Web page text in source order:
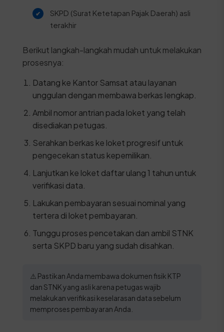
SKPD (Surat Ketetapan Pajak Daerah) asli
terakhir
Berikut langkah-langkah mudah untuk melakukan
prosesnya:
Datang ke Kantor Samsat atau layanan
unggulan dengan membawa berkas lengkap.
Ambil nomor antrian pada loket yang telah
disediakan petugas.
Serahkan berkas ke loket progresif untuk
pengecekan status kepemilikan.
Lanjutkan ke loket daftar ulang 1 tahun untuk
verifikasi data.
Lakukan pembayaran sesuai nominal yang
tertera di loket pembayaran.
Tunggu proses pencetakan dan ambil STNK
serta SKPD baru yang sudah disahkan.
⚠️ Pastikan Anda membawa dokumen fisik KTP
dan STNK yang asli karena petugas wajib
melakukan verifikasi keselarasan data sebelum
memproses pembayaran Anda.